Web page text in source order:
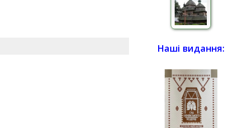
Наші видання: